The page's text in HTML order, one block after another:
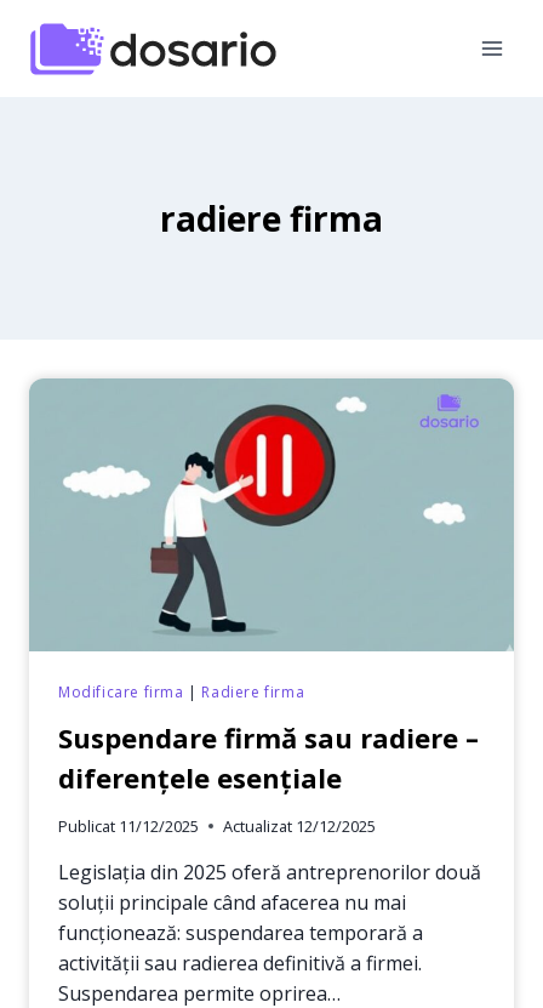
content
radiere firma
Modificare firma | Radiere firma
Suspendare firmă sau radiere –
diferențele esențiale
Publicat 11/12/2025 Actualizat 12/12/2025
Legislația din 2025 oferă antreprenorilor două
soluții principale când afacerea nu mai
funcționează: suspendarea temporară a
activității sau radierea definitivă a firmei.
Suspendarea permite oprirea…